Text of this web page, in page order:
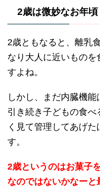
2歳は微妙なお年頃
2歳ともなると、離乳
なり大人に近いものを
すよね。
しかし、まだ内臓機能
引き続き子どもの食べ
く見て管理してあげ
す。
2歳というのはお菓子
なのではないかなーと